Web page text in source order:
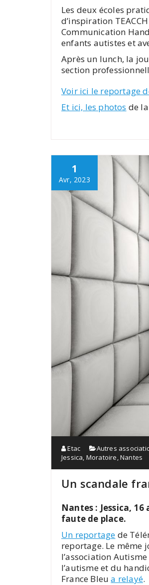
Les deux écoles
d’inspiration
Communication
enfants autistes et
Après un lunch, la
section
Voir ici le reportage
Et ici, les photos de
1
Avr, 2023
Etac Autres
Jessica, Moratoire,Nantes
Un scandale
Nantes : Jessica,
faute de place.
Un reportage de
reportage. Le même
l’association
l’autisme et du
France Bleua relayé.